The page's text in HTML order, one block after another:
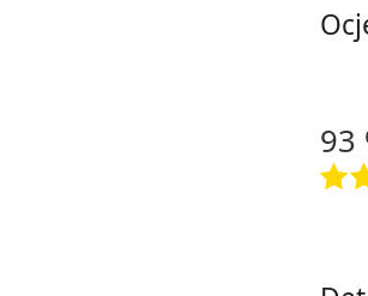
93